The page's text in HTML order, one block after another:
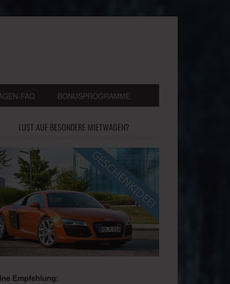
FAQ BONUSPROGRAMME
LUST AUF BESONDERE MIETWAGEN?
Empfehlung: